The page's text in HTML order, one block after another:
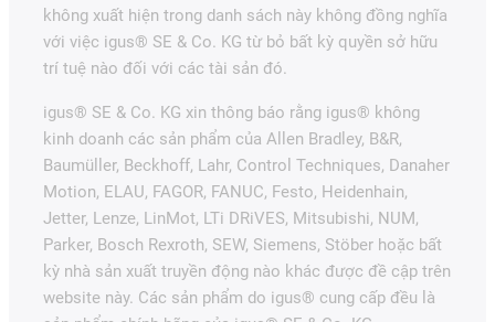
không xuất hiện trong danh sách này không đồng nghĩa
với việc igus® SE & Co. KG từ bỏ bất kỳ quyền sở hữu
trí tuệ nào đối với các tài sản đó.
igus® SE & Co. KG xin thông báo rằng igus® không
kinh doanh các sản phẩm của Allen Bradley, B&R,
Baumüller, Beckhoff, Lahr, Control Techniques, Danaher
Motion, ELAU, FAGOR, FANUC, Festo, Heidenhain,
Jetter, Lenze, LinMot, LTi DRiVES, Mitsubishi, NUM,
Parker, Bosch Rexroth, SEW, Siemens, Stöber hoặc bất
kỳ nhà sản xuất truyền động nào khác được đề cập trên
website này. Các sản phẩm do igus® cung cấp đều là